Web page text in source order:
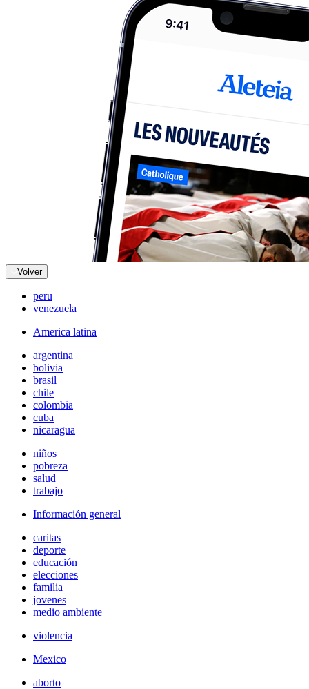
Volver
peru
venezuela
America latina
argentina
bolivia
brasil
chile
colombia
cuba
nicaragua
niños
pobreza
salud
trabajo
Información general
caritas
deporte
educación
elecciones
familia
jovenes
medio ambiente
violencia
Mexico
aborto